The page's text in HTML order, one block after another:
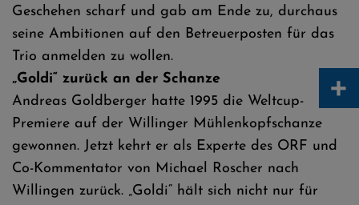
Geschehen scharf und gab am Ende zu, durchaus
seine Ambitionen auf den Betreuerposten für das
Trio anmelden zu wollen.
„Goldi“ zurück an der Schanze
Andreas Goldberger hatte 1995 die Weltcup-
Premiere auf der Willinger Mühlenkopfschanze
gewonnen. Jetzt kehrt er als Experte des ORF und
Co-Kommentator von Michael Roscher nach
Willingen zurück. „Goldi“ hält sich nicht nur für
+